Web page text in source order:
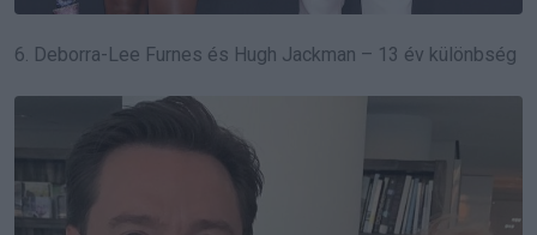
6. Deborra-Lee Furnes és Hugh Jackman – 13 év különbség